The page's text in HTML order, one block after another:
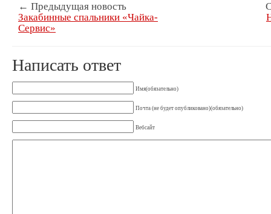
← Предыдущая новость
Закабинные спальники «Чайка-
Сервис»
Написать ответ
Имя(обязательно)
Почта (не будет опубликовано)(обязательно)
Вебсайт